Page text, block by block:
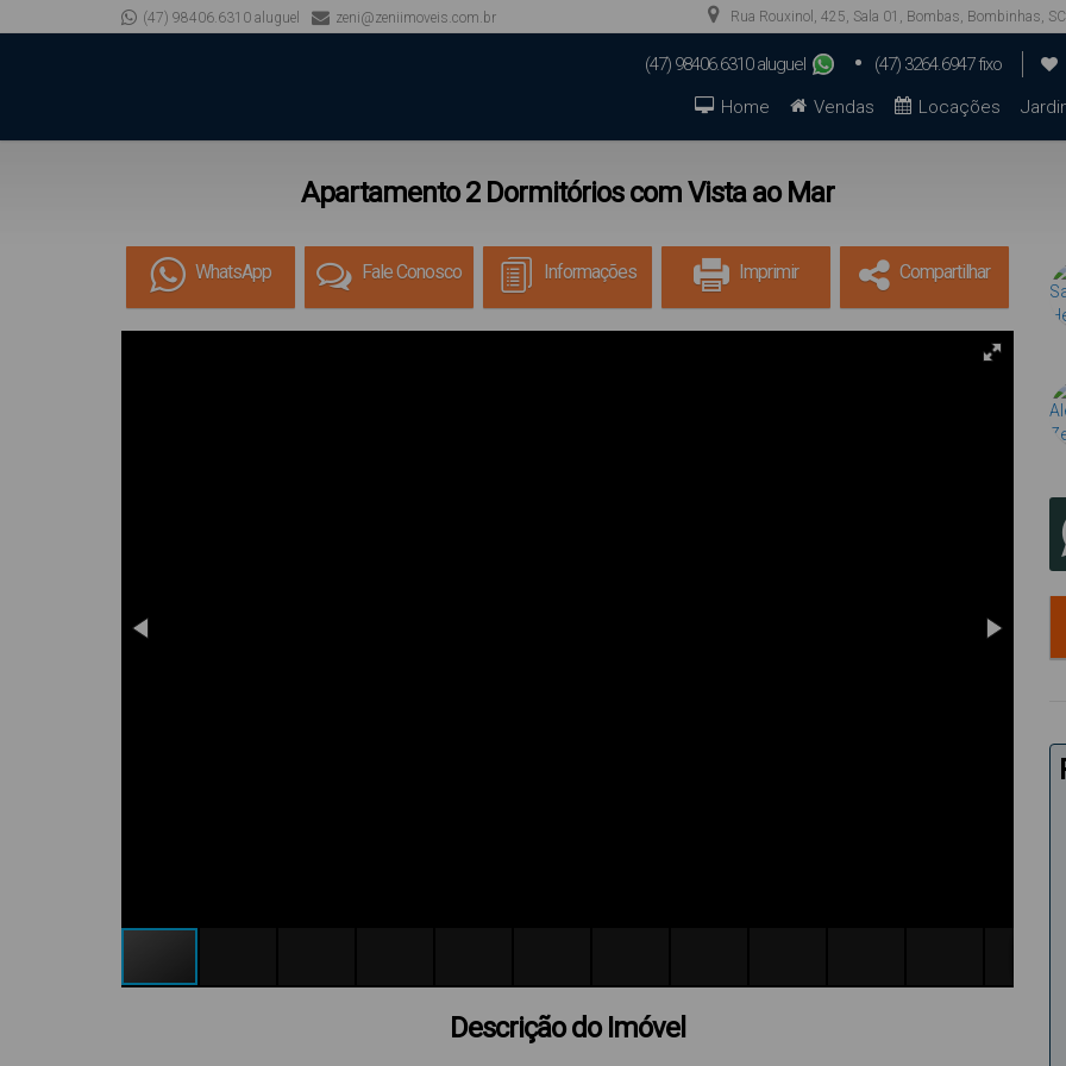
Rua Rouxinol , 425, Sala 01 , Bombas, Bombinhas, SC
(47) 98406.6310 aluguel zeni@zeniimoveis.com.br
(47) 98406.6310 aluguel
(47) 3264.6947 fixo
Locações
Vendas
Home
Apartamento 2 Dormitórios com Vista ao Mar
WhatsApp Fale Conosco Informações Imprimir Compartilhar
Descrição do Imóvel